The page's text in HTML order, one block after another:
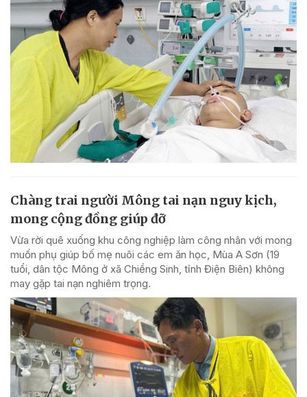
Chàng trai người Mông tai nạn nguy kịch,
mong cộng đồng giúp đỡ
Vừa rời quê xuống khu công nghiệp làm công nhân với mong
muốn phụ giúp bố mẹ nuôi các em ăn học, Mùa A Sơn (19
tuổi, dân tộc Mông ở xã Chiềng Sinh, tỉnh Điện Biên) không
may gặp tai nạn nghiêm trọng.